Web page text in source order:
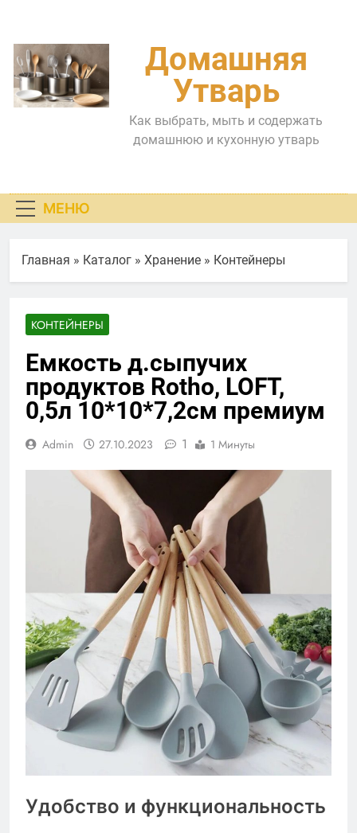
содержимому
Домашняя
Утварь
Как выбрать, мыть и содержать
домашнюю и кухонную утварь
МЕНЮ
Главная » Каталог » Хранение » Контейнеры
КОНТЕЙНЕРЫ
Емкость д.сыпучих
продуктов Rotho, LOFT,
0,5л 10*10*7,2см премиум
Admin 27.10.2023 1 1 Минуты
Удобство и функциональность